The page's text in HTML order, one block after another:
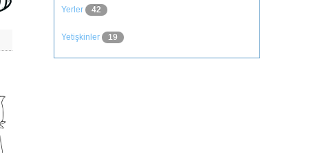
Yerler 42
Yetişkinler 19